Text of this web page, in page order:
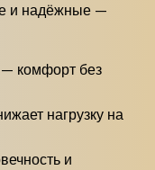
и надёжные —
— комфорт без
нагрузку на
и